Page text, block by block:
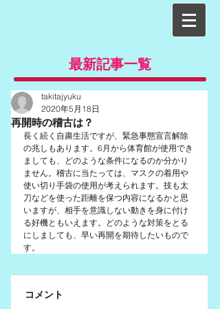
最新記事一覧
再開時の稽古は？
takitajyuku
2020年5月18日
長く続く自粛生活ですが、緊急事態宣言解除
の兆しもあります。6月から体育館が使用でき
ましても、どのような条件になるのか分かり
ません。稽古に当たっては、マスクの着用や
使い切り手袋の使用が考えられます。技も太
刀などを使った距離を保つ内容になるかと思
いますが、相手を意識しない動きを身に付け
る好機ともいえます。どのような対策をとる
にしましても、早い再開を期待したいもので
す。
コメント